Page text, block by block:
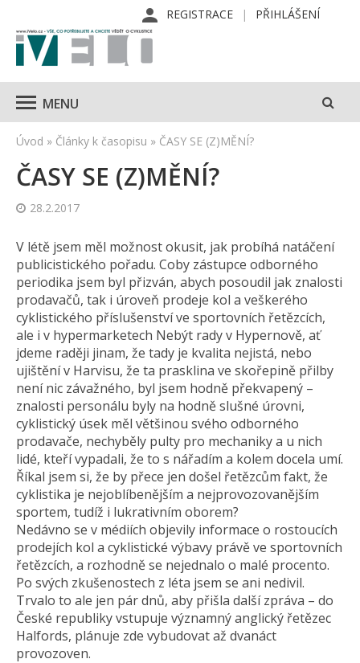
REGISTRACE PŘIHLÁŠENÍ
MENU
Úvod » Články k časopisu » ČASY SE (Z)MĚNÍ?
ČASY SE (Z)MĚNÍ?
28.2.2017
V létě jsem měl možnost okusit, jak probíhá natáčení
publicistického pořadu. Coby zástupce odborného
periodika jsem byl přizván, abych posoudil jak znalosti
prodavačů, tak i úroveň prodeje kol a veškerého
cyklistického příslušenství ve sportovních řetězcích,
ale i v hypermarketech Nebýt rady v Hypernově, ať
jdeme raději jinam, že tady je kvalita nejistá, nebo
ujištění v Harvisu, že ta prasklina ve skořepině přilby
není nic závažného, byl jsem hodně překvapený –
znalosti personálu byly na hodně slušné úrovni,
cyklistický úsek měl většinou svého odborného
prodavače, nechyběly pulty pro mechaniky a u nich
lidé, kteří vypadali, že to s nářadím a kolem docela umí.
Říkal jsem si, že by přece jen došel řetězcům fakt, že
cyklistika je nejoblíbenějším a nejprovozovanějším
sportem, tudíž i lukrativním oborem?
Nedávno se v médiích objevily informace o rostoucích
prodejích kol a cyklistické výbavy právě ve sportovních
řetězcích, a rozhodně se nejednalo o malé procento.
Po svých zkušenostech z léta jsem se ani nedivil.
Trvalo to ale jen pár dnů, aby přišla další zpráva – do
České republiky vstupuje významný anglický řetězec
Halfords, plánuje zde vybudovat až dvanáct
provozoven.